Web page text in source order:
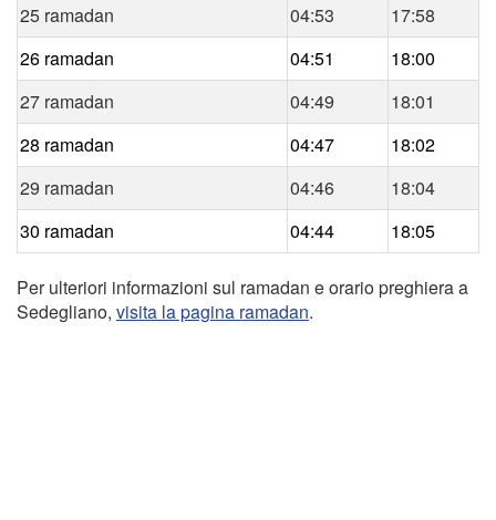
25 ramadan
04:53
17:58
26 ramadan
04:51
18:00
27 ramadan
04:49
18:01
28 ramadan
04:47
18:02
29 ramadan
04:46
18:04
30 ramadan
04:44 18:05
Per ulteriori informazioni sul ramadan e orario preghiera a
Sedegliano, visita la pagina ramadan.